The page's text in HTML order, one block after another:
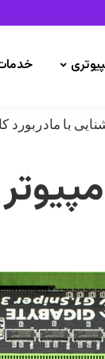
با مادربورد